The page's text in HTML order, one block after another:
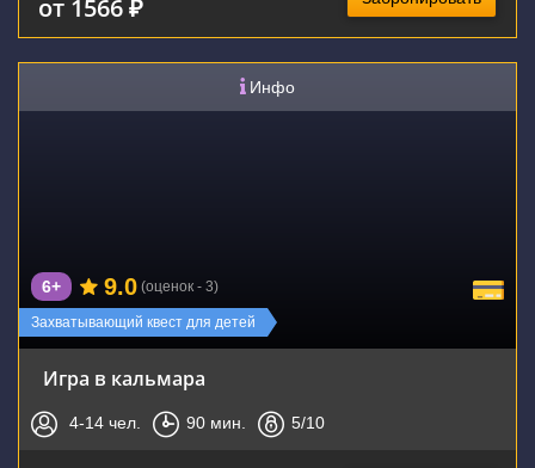
от 1566 ₽
Инфо
Захватывающий квест для детей
6+ 9.0 (оценок - 3)
Игра в кальмара
4-14 чел. 90 мин. 5/10